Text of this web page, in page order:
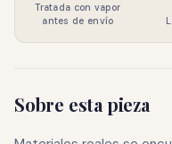
Tratada con vapor
antes de envío
Sobre esta pieza